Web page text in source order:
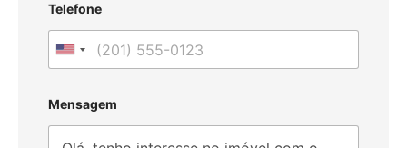
Telefone
U
i
t
e
Mensagem